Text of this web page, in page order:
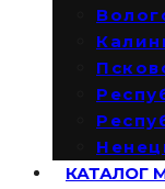
КАТАЛОГ